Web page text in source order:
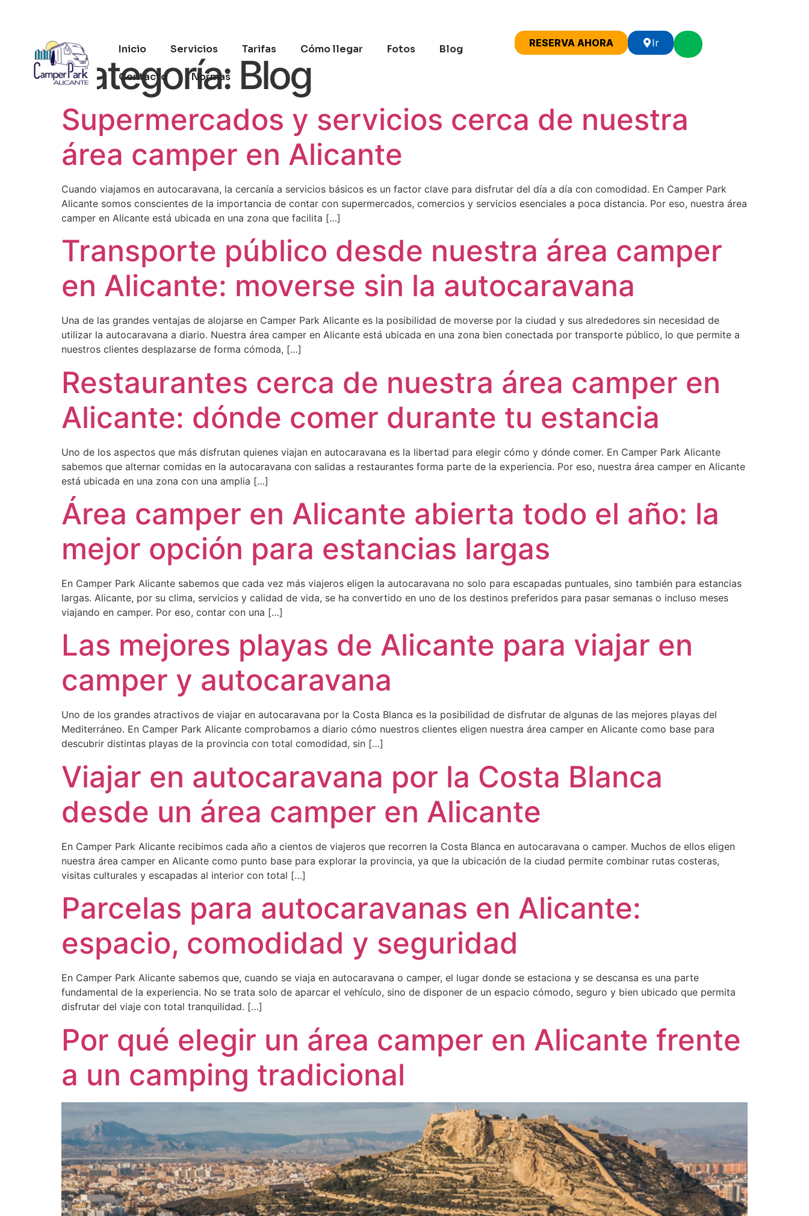
Inicio Servicios Tarifas Cómo llegar Fotos Blog
Contacto Normas
RESERVA AHORA Ir
Categoría: Blog
Supermercados y servicios cerca de nuestra
área camper en Alicante
Cuando viajamos en autocaravana, la cercanía a servicios básicos es un factor clave para disfrutar del día a día con comodidad. En Camper Park
Alicante somos conscientes de la importancia de contar con supermercados, comercios y servicios esenciales a poca distancia. Por eso, nuestra área
camper en Alicante está ubicada en una zona que facilita […]
Transporte público desde nuestra área camper
en Alicante: moverse sin la autocaravana
Una de las grandes ventajas de alojarse en Camper Park Alicante es la posibilidad de moverse por la ciudad y sus alrededores sin necesidad de
utilizar la autocaravana a diario. Nuestra área camper en Alicante está ubicada en una zona bien conectada por transporte público, lo que permite a
nuestros clientes desplazarse de forma cómoda, […]
Restaurantes cerca de nuestra área camper en
Alicante: dónde comer durante tu estancia
Uno de los aspectos que más disfrutan quienes viajan en autocaravana es la libertad para elegir cómo y dónde comer. En Camper Park Alicante
sabemos que alternar comidas en la autocaravana con salidas a restaurantes forma parte de la experiencia. Por eso, nuestra área camper en Alicante
está ubicada en una zona con una amplia […]
Área camper en Alicante abierta todo el año: la
mejor opción para estancias largas
En Camper Park Alicante sabemos que cada vez más viajeros eligen la autocaravana no solo para escapadas puntuales, sino también para estancias
largas. Alicante, por su clima, servicios y calidad de vida, se ha convertido en uno de los destinos preferidos para pasar semanas o incluso meses
viajando en camper. Por eso, contar con una […]
Las mejores playas de Alicante para viajar en
camper y autocaravana
Uno de los grandes atractivos de viajar en autocaravana por la Costa Blanca es la posibilidad de disfrutar de algunas de las mejores playas del
Mediterráneo. En Camper Park Alicante comprobamos a diario cómo nuestros clientes eligen nuestra área camper en Alicante como base para
descubrir distintas playas de la provincia con total comodidad, sin […]
Viajar en autocaravana por la Costa Blanca
desde un área camper en Alicante
En Camper Park Alicante recibimos cada año a cientos de viajeros que recorren la Costa Blanca en autocaravana o camper. Muchos de ellos eligen
nuestra área camper en Alicante como punto base para explorar la provincia, ya que la ubicación de la ciudad permite combinar rutas costeras,
visitas culturales y escapadas al interior con total […]
Parcelas para autocaravanas en Alicante:
espacio, comodidad y seguridad
En Camper Park Alicante sabemos que, cuando se viaja en autocaravana o camper, el lugar donde se estaciona y se descansa es una parte
fundamental de la experiencia. No se trata solo de aparcar el vehículo, sino de disponer de un espacio cómodo, seguro y bien ubicado que permita
disfrutar del viaje con total tranquilidad. […]
Por qué elegir un área camper en Alicante frente
a un camping tradicional